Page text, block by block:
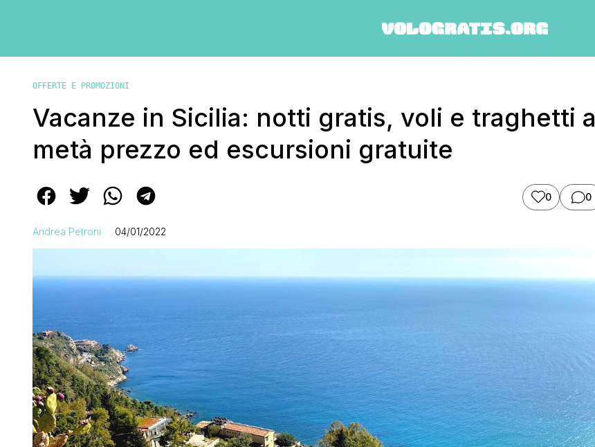
OFFERTE E PROMOZIONI
Vacanze in Sicilia: notti gratis, voli e traghetti a
metà prezzo ed escursioni gratuite
0 0
Andrea Petroni 04/01/2022